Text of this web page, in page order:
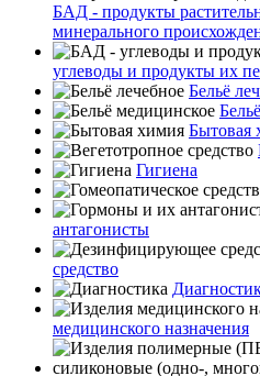
БАД - продукты
минерального
углеводы и продукты их
Бельё
Бытовая
Гигиена
антагонисты
средство
медицинского назначения